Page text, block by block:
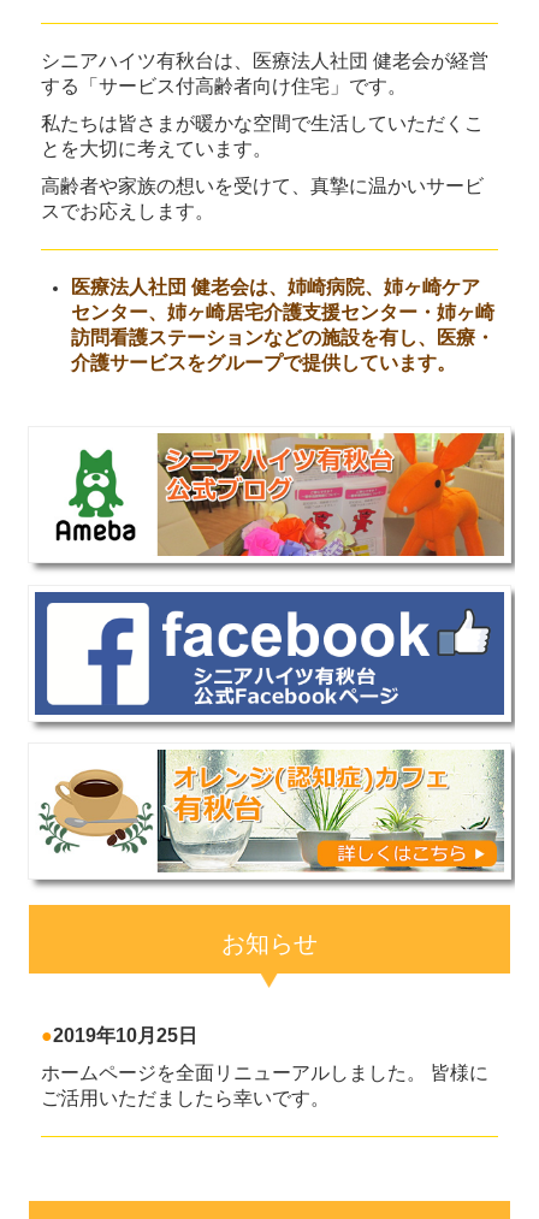
シニアハイツ有秋台は、医療法人社団 健老会が経営
する「サービス付高齢者向け住宅」です。
私たちは皆さまが暖かな空間で生活していただくこ
とを大切に考えています。
高齢者や家族の想いを受けて、真摯に温かいサービ
スでお応えします。
医療法人社団 健老会は、姉崎病院、姉ヶ崎ケア
センター、姉ヶ崎居宅介護支援センター・姉ヶ崎
訪問看護ステーションなどの施設を有し、医療・
介護サービスをグループで提供しています。
お知らせ
●2019年10月25日
ホームページを全面リニューアルしました。 皆様に
ご活用いただましたら幸いです。